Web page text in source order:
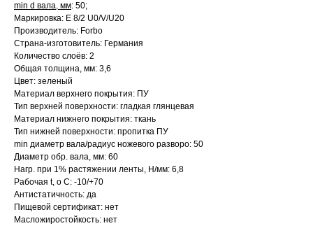
min d вала, мм: 50;
Маркировка: E 8/2 U0/V/U20
Производитель: Forbo
Страна-изготовитель: Германия
Количество слоёв: 2
Общая толщина, мм: 3,6
Цвет: зеленый
Материал верхнего покрытия: ПУ
Тип верхней поверхности: гладкая глянцевая
Материал нижнего покрытия: ткань
Тип нижней поверхности: пропитка ПУ
min диаметр вала/радиус ножевого разворо: 50
Диаметр обр. вала, мм: 60
Нагр. при 1% растяжении ленты, Н/мм: 6,8
Рабочая t, о С: -10/+70
Антистатичность: да
Пищевой сертификат: нет
Масложиростойкость: нет